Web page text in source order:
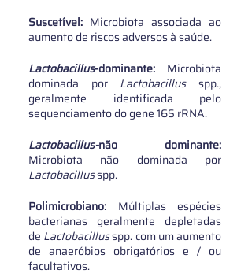
Suscetível: Microbiota associada ao
aumento de riscos adversos à saúde.
Lactobacillus-dominante: Microbiota
dominada por Lactobacillus spp.,
geralmente identificada pelo
sequenciamento do gene 16S rRNA.
Lactobacillus-não dominante:
Lactobacillus spp.
Polimicrobiano: Múltiplas espécies
bacterianas geralmente depletadas
de Lactobacillus spp. com um aumento
de anaeróbios obrigatórios e / ou
facultativos.